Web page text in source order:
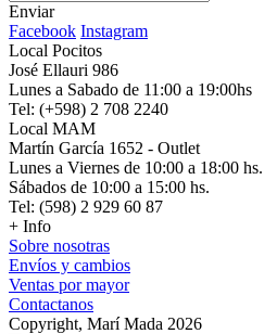
Enviar
Facebook Instagram
Local Pocitos
José Ellauri 986
Lunes a Sabado de 11:00 a 19:00hs
Tel: (+598) 2 708 2240
Local MAM
Martín García 1652 - Outlet
Lunes a Viernes de 10:00 a 18:00 hs.
Sábados de 10:00 a 15:00 hs.
Tel: (598) 2 929 60 87
+ Info
Sobre nosotras
Envíos y cambios
Ventas por mayor
Contactanos
Copyright, Marí Mada 2026